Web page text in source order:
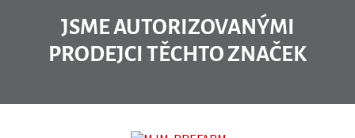
JSME AUTORIZOVANÝMI
PRODEJCI TĚCHTO ZNAČEK